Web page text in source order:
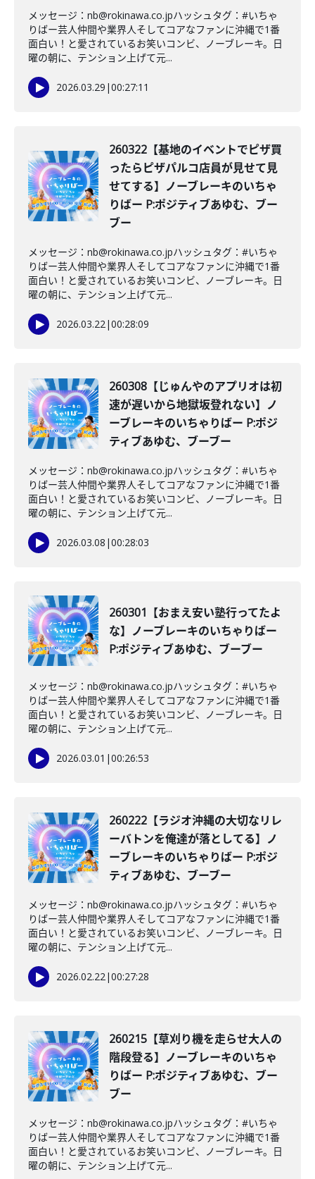
メッセージ：nb@rokinawa.co.jpハッシュタグ：#いちゃ
りばー芸人仲間や業界人そしてコアなファンに沖縄で1番
面白い！と愛されているお笑いコンビ、ノーブレーキ。日
曜の朝に、テンション上げて元...
2026.03.29 |00:27:11
260322【基地のイベントでピザ買
ったらピザパルコ店員が見せて見
せてする】ノーブレーキのいちゃ
りばー P:ポジティブあゆむ、ブー
ブー
メッセージ：nb@rokinawa.co.jpハッシュタグ：#いちゃ
りばー芸人仲間や業界人そしてコアなファンに沖縄で1番
面白い！と愛されているお笑いコンビ、ノーブレーキ。日
曜の朝に、テンション上げて元...
2026.03.22|00:28:09
260308【じゅんやのアプリオは初
速が遅いから地獄坂登れない】ノ
ーブレーキのいちゃりばー P:ポジ
ティブあゆむ、ブーブー
メッセージ：nb@rokinawa.co.jpハッシュタグ：#いちゃ
りばー芸人仲間や業界人そしてコアなファンに沖縄で1番
面白い！と愛されているお笑いコンビ、ノーブレーキ。日
曜の朝に、テンション上げて元...
2026.03.08 |00:28:03
260301【おまえ安い塾行ってたよ
な】ノーブレーキのいちゃりばー
P:ポジティブあゆむ、ブーブー
メッセージ：nb@rokinawa.co.jpハッシュタグ：#いちゃ
りばー芸人仲間や業界人そしてコアなファンに沖縄で1番
面白い！と愛されているお笑いコンビ、ノーブレーキ。日
曜の朝に、テンション上げて元...
2026.03.01 |00:26:53
260222【ラジオ沖縄の大切なリレ
ーバトンを俺達が落としてる】ノ
ーブレーキのいちゃりばー P:ポジ
ティブあゆむ、ブーブー
メッセージ：nb@rokinawa.co.jpハッシュタグ：#いちゃ
りばー芸人仲間や業界人そしてコアなファンに沖縄で1番
面白い！と愛されているお笑いコンビ、ノーブレーキ。日
曜の朝に、テンション上げて元...
2026.02.22|00:27:28
260215【草刈り機を走らせ大人の
階段登る】ノーブレーキのいちゃ
りばー P:ポジティブあゆむ、ブー
ブー
メッセージ：nb@rokinawa.co.jpハッシュタグ：#いちゃ
りばー芸人仲間や業界人そしてコアなファンに沖縄で1番
面白い！と愛されているお笑いコンビ、ノーブレーキ。日
曜の朝に、テンション上げて元...